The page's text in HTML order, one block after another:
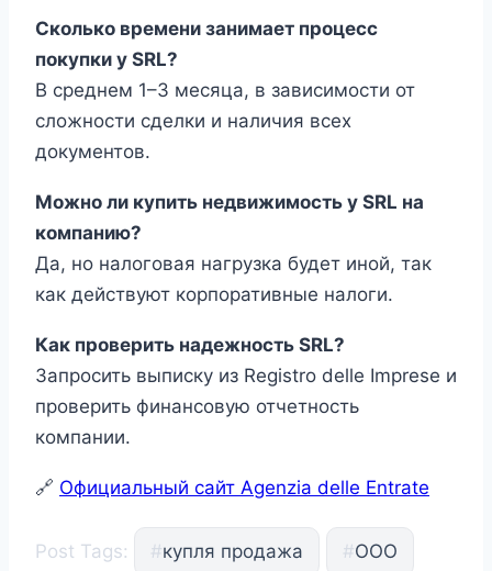
Сколько времени занимает процесс
покупки у SRL?
В среднем 1–3 месяца, в зависимости от
сложности сделки и наличия всех
документов.
Можно ли купить недвижимость у SRL на
компанию?
Да, но налоговая нагрузка будет иной, так
как действуют корпоративные налоги.
Как проверить надежность SRL?
Запросить выписку из Registro delle Imprese и
проверить финансовую отчетность
компании.
🔗 Официальный сайт Agenzia delle Entrate
Post Tags: #купля продажа #ООО